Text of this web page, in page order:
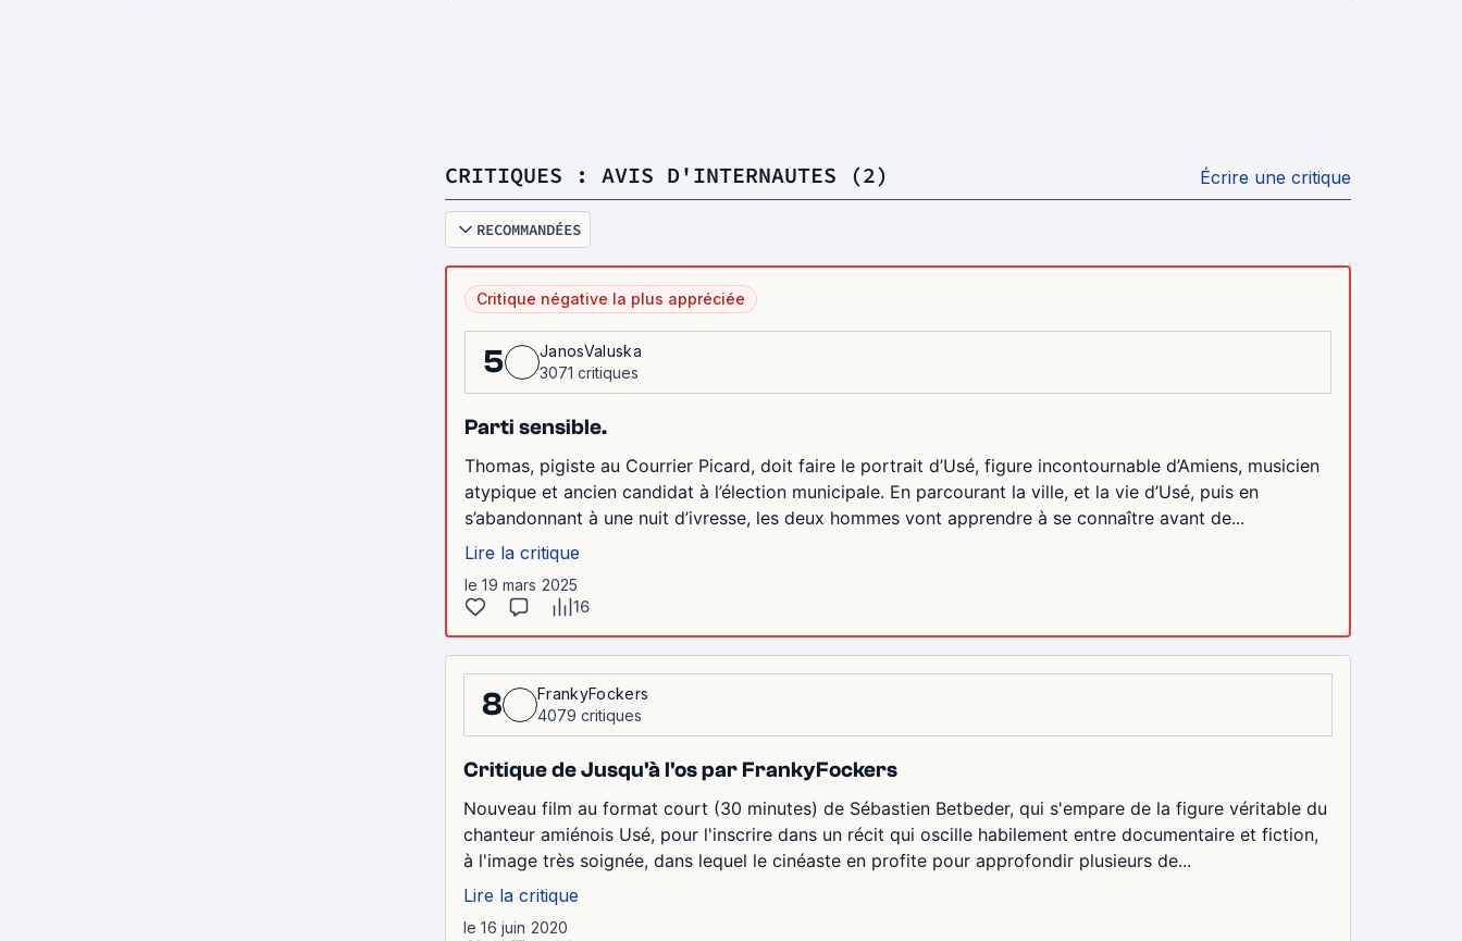
CRITIQUES : AVIS D'INTERNAUTES (2) Écrire une critique
RECOMMANDÉES
Critique négative la plus appréciée
5
JanosValuska
3071 critiques
Parti sensible.
Thomas, pigiste au Courrier Picard, doit faire le portrait d’Usé, figure incontournable d’Amiens, musicien
atypique et ancien candidat à l’élection municipale. En parcourant la ville, et la vie d’Usé, puis en
s’abandonnant à une nuit d’ivresse, les deux hommes vont apprendre à se connaître avant de...
Lire la critique
le 19 mars 2025
16
8
FrankyFockers
4079 critiques
Critique de Jusqu'à l'os par FrankyFockers
Nouveau film au format court (30 minutes) de Sébastien Betbeder, qui s'empare de la figure véritable du
chanteur amiénois Usé, pour l'inscrire dans un récit qui oscille habilement entre documentaire et fiction,
à l'image très soignée, dans lequel le cinéaste en profite pour approfondir plusieurs de...
Lire la critique
le 16 juin 2020